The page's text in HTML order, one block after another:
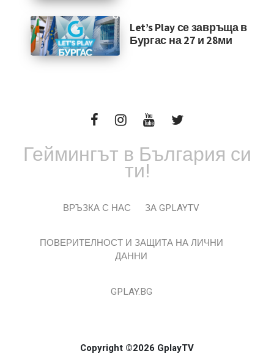
Let’s Play се завръща в
Бургас на 27 и 28ми
Геймингът в България си
ти!
ВРЪЗКА С НАС ЗА GPLAYTV
ПОВЕРИТЕЛНОСТ И ЗАЩИТА НА ЛИЧНИ
ДАННИ
GPLAY.BG
Copyright ©2026 GplayTV